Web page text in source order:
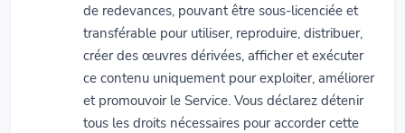
de redevances, pouvant être sous-licenciée et
transférable pour utiliser, reproduire, distribuer,
créer des œuvres dérivées, afficher et exécuter
ce contenu uniquement pour exploiter, améliorer
et promouvoir le Service. Vous déclarez détenir
tous les droits nécessaires pour accorder cette